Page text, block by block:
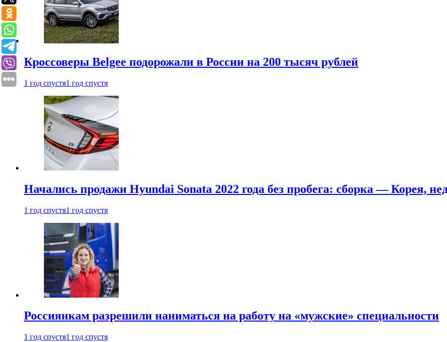
Кроссоверы Belgee подорожали в России на 200 тысяч рублей
1 год спустя1 год спустя
Начались продажи Hyundai Sonata 2022 года без пробега: сборка — Корея,
1 год спустя1 год спустя
Россиянкам разрешили наниматься на работу на «мужские» специальности
1 год спустя1 год спустя